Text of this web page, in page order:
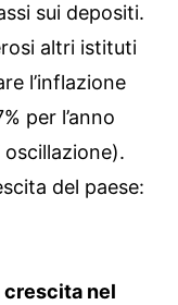
sui depositi.
altri istituti
l’inflazione
per l’anno
del paese:
crescita nel